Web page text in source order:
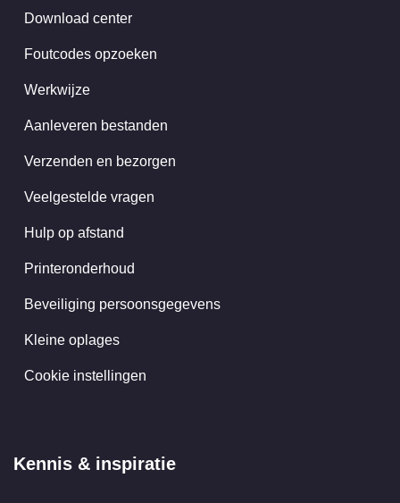
Download center
Foutcodes opzoeken
Werkwijze
Aanleveren bestanden
Verzenden en bezorgen
Veelgestelde vragen
Hulp op afstand
Printeronderhoud
Beveiliging persoonsgegevens
Kleine oplages
Cookie instellingen
Kennis & inspiratie